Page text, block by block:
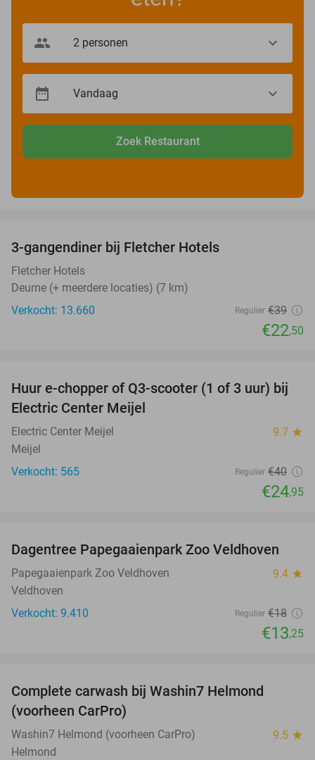
Zoek Restaurant
3-gangendiner bij Fletcher Hotels
Fletcher Hotels
Deurne (+ meerdere locaties) (7 km)
Verkocht: 13.660
Regulier €39
€22,50
38%
Huur e-chopper of Q3-scooter (1 of 3 uur) bij
Electric Center Meijel
Electric Center Meijel 9.7 star
Meijel
Verkocht: 565
Regulier €40
€24,95
26%
Dagentree Papegaaienpark Zoo Veldhoven
Papegaaienpark Zoo Veldhoven 9.4 star
Veldhoven
Verkocht: 9.410
Regulier €18
€13,25
Complete carwash bij Washin7 Helmond
(voorheen CarPro)
Washin7 Helmond (voorheen CarPro) 9.5 star
Helmond